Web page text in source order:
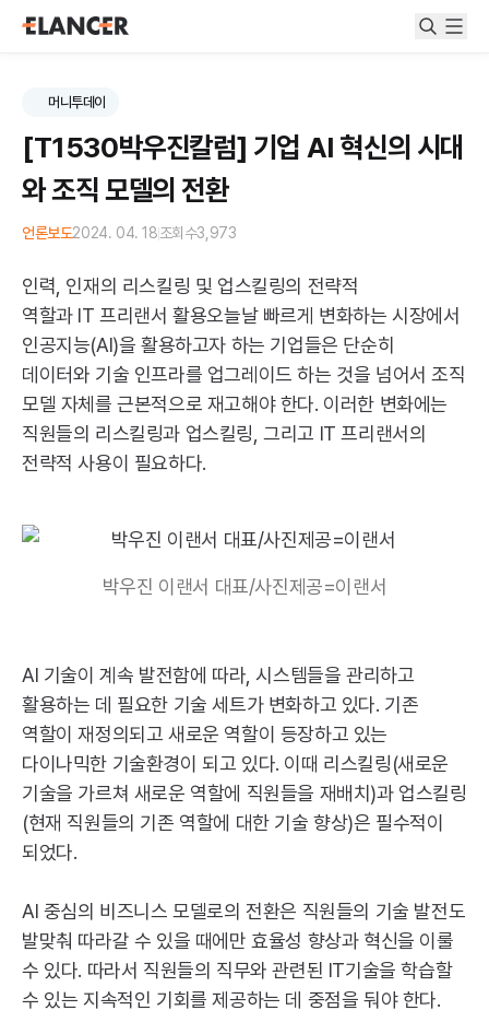
머니투데이
[T1530박우진칼럼] 기업 AI 혁신의 시대
와 조직 모델의 전환
언론보도2024. 04. 18조회수3,973
인력, 인재의 리스킬링 및 업스킬링의 전략적
역할과 IT 프리랜서 활용오늘날 빠르게 변화하는 시장에서
인공지능(AI)을 활용하고자 하는 기업들은 단순히
데이터와 기술 인프라를 업그레이드 하는 것을 넘어서 조직
모델 자체를 근본적으로 재고해야 한다. 이러한 변화에는
직원들의 리스킬링과 업스킬링, 그리고 IT 프리랜서의
전략적 사용이 필요하다.
박우진 이랜서 대표/사진제공=이랜서
AI 기술이 계속 발전함에 따라, 시스템들을 관리하고
활용하는 데 필요한 기술 세트가 변화하고 있다. 기존
역할이 재정의되고 새로운 역할이 등장하고 있는
다이나믹한 기술환경이 되고 있다. 이때 리스킬링(새로운
기술을 가르쳐 새로운 역할에 직원들을 재배치)과 업스킬링
(현재 직원들의 기존 역할에 대한 기술 향상)은 필수적이
되었다.
AI 중심의 비즈니스 모델로의 전환은 직원들의 기술 발전도
발맞춰 따라갈 수 있을 때에만 효율성 향상과 혁신을 이룰
수 있다. 따라서 직원들의 직무와 관련된 IT기술을 학습할
수 있는 지속적인 기회를 제공하는 데 중점을 둬야 한다.